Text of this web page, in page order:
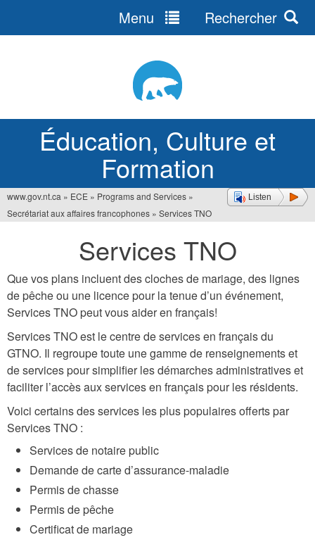
Éducation, Culture et
Formation
Menu Rechercher
Listen
Vous
www.gov.nt.ca » ECE » Programs and Services »
Secrétariat aux affaires francophones » Services TNO
Services TNO
Que vos plans incluent des cloches de mariage, des lignes
de pêche ou une licence pour la tenue d’un événement,
Services TNO peut vous aider en français!
Services TNO est le centre de services en français du
GTNO. Il regroupe toute une gamme de renseignements et
de services pour simplifier les démarches administratives et
faciliter l’accès aux services en français pour les résidents.
Voici certains des services les plus populaires offerts par
Services TNO :
Services de notaire public
Demande de carte d’assurance-maladie
Permis de chasse
Permis de pêche
Certificat de mariage